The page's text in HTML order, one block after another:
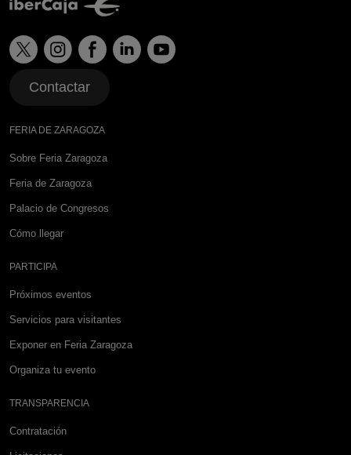
Contactar
FERIA DE ZARAGOZA
Sobre Feria Zaragoza
Feria de Zaragoza
Palacio de Congresos
Cómo llegar
PARTICIPA
Próximos eventos
Servicios para visitantes
Exponer en Feria Zaragoza
Organiza tu evento
TRANSPARENCIA
Contratación